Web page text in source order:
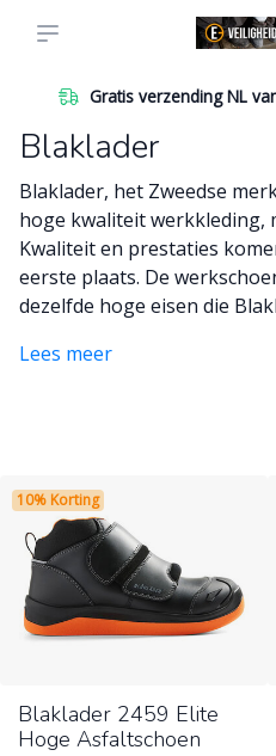
Betaal veilig
Blaklader
Blaklader, het Zweedse
hoge kwaliteit werkkleding,
Kwaliteit en prestaties
eerste plaats. De
dezelfde hoge eisen die
Lees meer
10% Korting
Blaklader 2459 Elite
Hoge Asfaltschoen